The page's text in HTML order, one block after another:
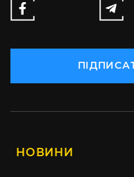
НОВИНИ